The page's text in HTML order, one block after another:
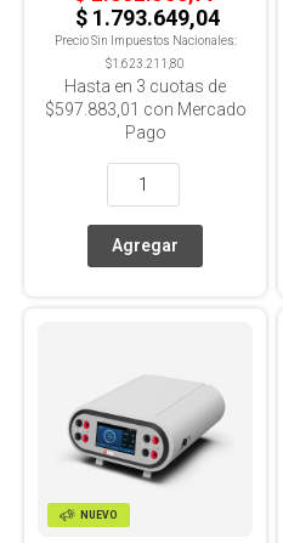
$ 1.793.649,04
Precio Sin Impuestos Nacionales:
$1.623.211,80
Hasta en 3 cuotas de
$597.883,01 con Mercado
Pago
NUEVO